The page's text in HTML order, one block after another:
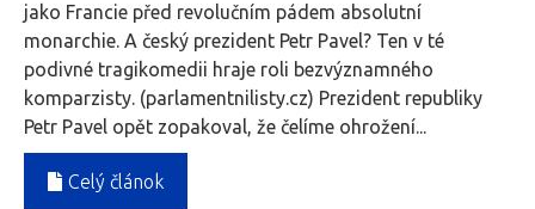
jako Francie před revolučním pádem absolutní
monarchie. A český prezident Petr Pavel? Ten v té
podivné tragikomedii hraje roli bezvýznamného
komparzisty. (parlamentnilisty.cz) Prezident republiky
Petr Pavel opět zopakoval, že čelíme ohrožení...
Celý článok